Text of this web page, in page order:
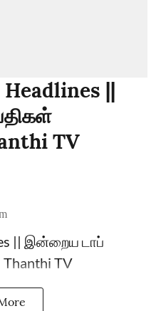
||
TV
|| இன்றைய டாப்
TV